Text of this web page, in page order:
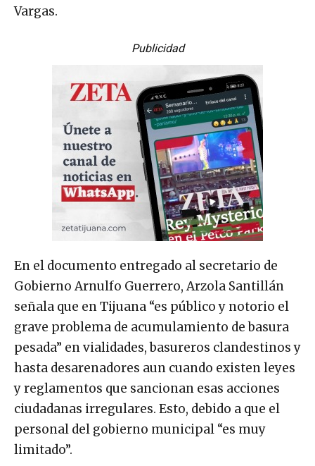
Vargas.
Publicidad
En el documento entregado al secretario de
Gobierno Arnulfo Guerrero, Arzola Santillán
señala que en Tijuana “es público y notorio el
grave problema de acumulamiento de basura
pesada” en vialidades, basureros clandestinos y
hasta desarenadores aun cuando existen leyes
y reglamentos que sancionan esas acciones
ciudadanas irregulares. Esto, debido a que el
personal del gobierno municipal “es muy
limitado”.